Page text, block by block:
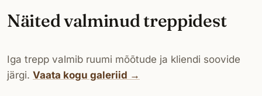
Näited valminud treppidest
Iga trepp valmib ruumi mõõtude ja kliendi soovide
järgi. Vaata kogu galeriid →